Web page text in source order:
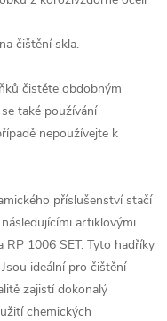
čištění skla.
čistěte obdobným
také používání
nepoužívejte k
příslušenství stačí
artiklovými
RP 1006 SET. Tyto hadříky
ideální pro čištění
zajistí dokonalý
chemických